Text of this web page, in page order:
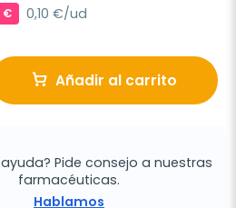
€ 0,10 €/ud
Añadir al carrito
Pide consejo a nuestras
farmacéuticas.
Hablamos